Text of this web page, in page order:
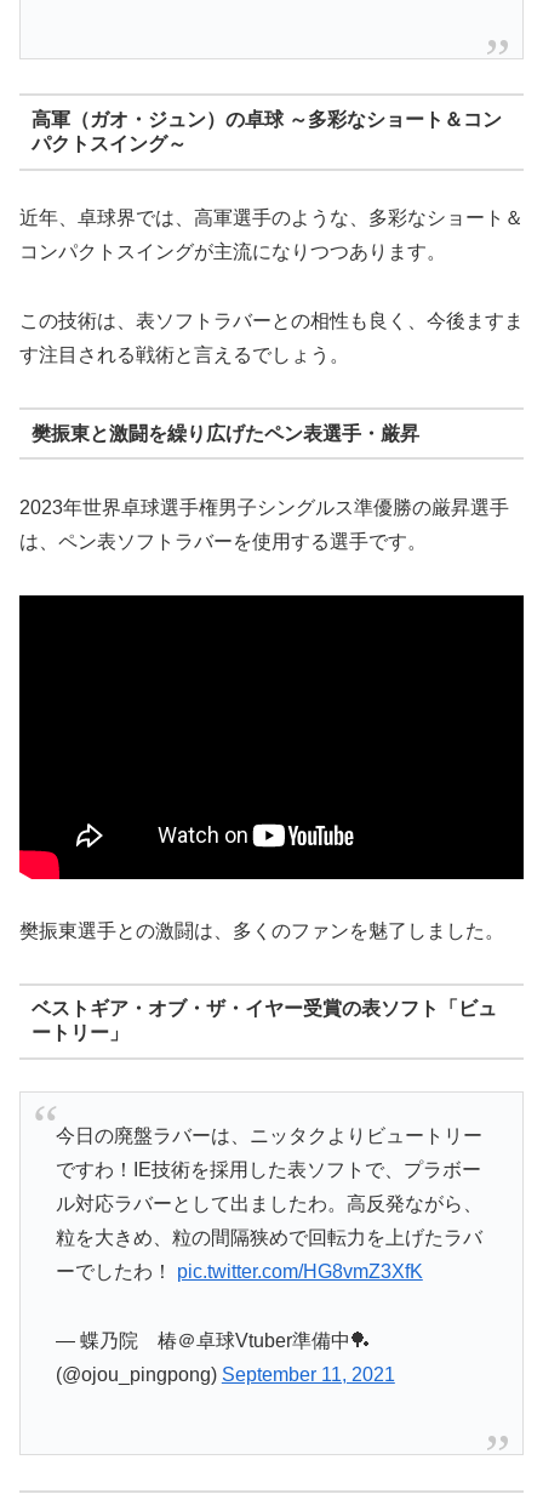
高軍（ガオ・ジュン）の卓球 ～多彩なショート＆コン
パクトスイング～
近年、卓球界では、高軍選手のような、多彩なショート＆
コンパクトスイングが主流になりつつあります。
この技術は、表ソフトラバーとの相性も良く、今後ますま
す注目される戦術と言えるでしょう。
樊振東と激闘を繰り広げたペン表選手・厳昇
2023年世界卓球選手権男子シングルス準優勝の厳昇選手
は、ペン表ソフトラバーを使用する選手です。
樊振東選手との激闘は、多くのファンを魅了しました。
ベストギア・オブ・ザ・イヤー受賞の表ソフト「ビュ
ートリー」
今日の廃盤ラバーは、ニッタクよりビュートリー
ですわ！IE技術を採用した表ソフトで、プラボー
ル対応ラバーとして出ましたわ。高反発ながら、
粒を大きめ、粒の間隔狭めで回転力を上げたラバ
ーでしたわ！ pic.twitter.com/HG8vmZ3XfK
— 蝶乃院 椿＠卓球Vtuber準備中🏓
(@ojou_pingpong) September 11, 2021